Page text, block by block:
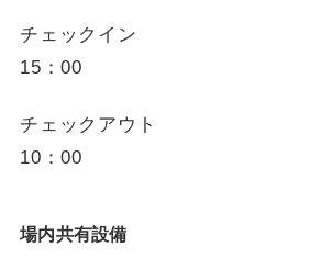
チェックイン
15：00
チェックアウト
10：00
場内共有設備